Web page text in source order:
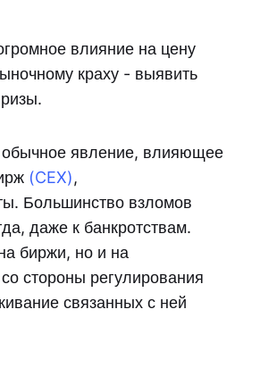
влияние на цену
краху - выявить
обычное явление, влияющее
(CEX),
Большинство взломов
даже к банкротствам.
биржи, но и на
стороны регулирования
связанных с ней